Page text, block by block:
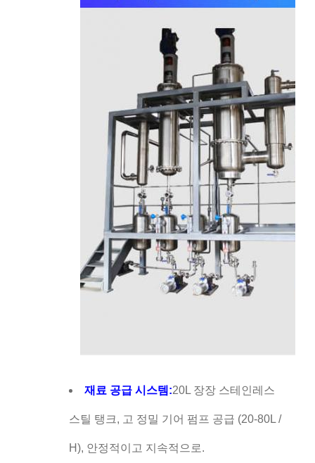
재료 공급 시스템:20L 장장 스테인레스
스틸 탱크, 고 정밀 기어 펌프 공급 (20-80L /
H), 안정적이고 지속적으로.